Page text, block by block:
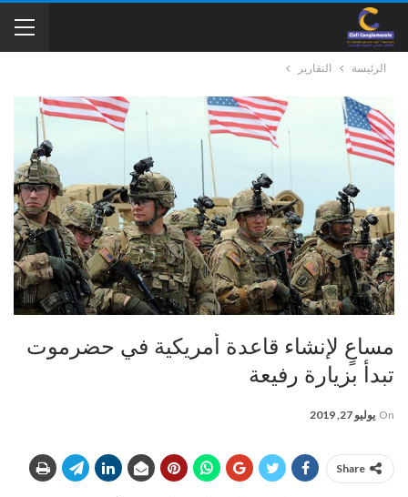
الرئيسة التقارير
مساعٍ لإنشاء قاعدة أمريكية في حضرموت
تبدأ بزيارة رفيعة
On يوليو 27, 2019
Share